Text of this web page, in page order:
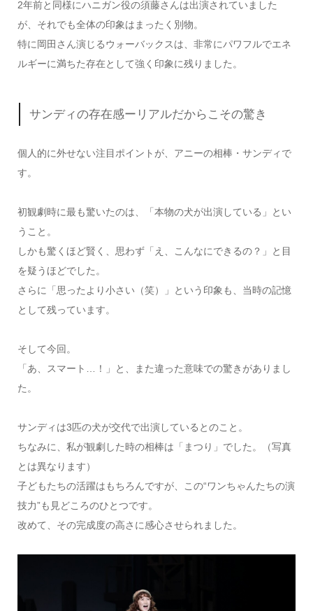
2年前と同様にハニガン役の須藤さんは出演されていました
が、それでも全体の印象はまったく別物。
特に岡田さん演じるウォーバックスは、非常にパワフルでエネ
ルギーに満ちた存在として強く印象に残りました。
サンディの存在感ーリアルだからこその驚き
個人的に外せない注目ポイントが、アニーの相棒・サンディで
す。
初観劇時に最も驚いたのは、「本物の犬が出演している」とい
うこと。
しかも驚くほど賢く、思わず「え、こんなにできるの？」と目
を疑うほどでした。
さらに「思ったより小さい（笑）」という印象も、当時の記憶
として残っています。
そして今回。
「あ、スマート…！」と、また違った意味での驚きがありまし
た。
サンディは3匹の犬が交代で出演しているとのこと。
ちなみに、私が観劇した時の相棒は「まつり」でした。（写真
とは異なります）
子どもたちの活躍はもちろんですが、この“ワンちゃんたちの演
技力”も見どころのひとつです。
改めて、その完成度の高さに感心させられました。